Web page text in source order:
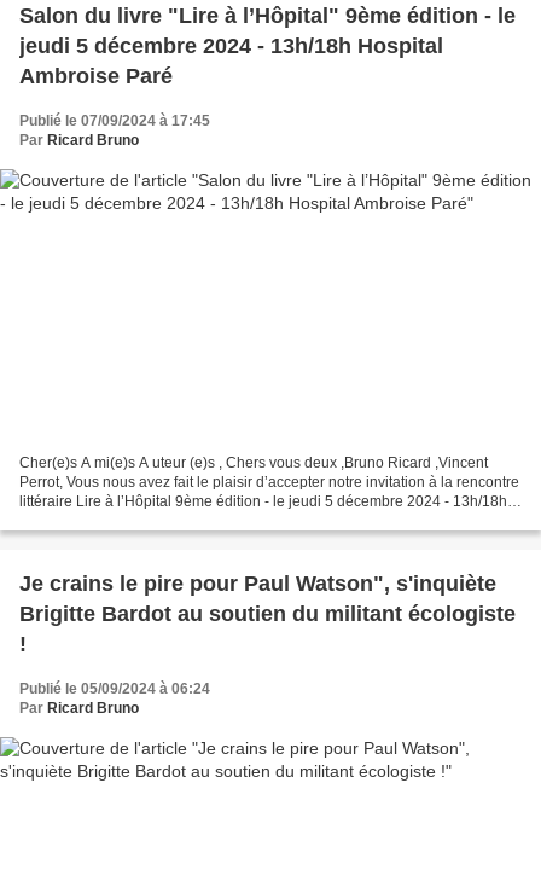
Salon du livre "Lire à l’Hôpital" 9ème édition - le
jeudi 5 décembre 2024 - 13h/18h Hospital
Ambroise Paré
Publié le 07/09/2024 à 17:45
Par Ricard Bruno
Cher(e)s A mi(e)s A uteur (e)s , Chers vous deux ,Bruno Ricard ,Vincent
Perrot, Vous nous avez fait le plaisir d’accepter notre invitation à la rencontre
littéraire Lire à l’Hôpital 9ème édition - le jeudi 5 décembre 2024 - 13h/18h.
Je crains le pire pour Paul Watson", s'inquiète
Brigitte Bardot au soutien du militant écologiste
!
Publié le 05/09/2024 à 06:24
Par Ricard Bruno